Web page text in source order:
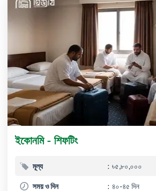
ইকোনমি - শিফটিং
মূল্য ৳৫,৮০,০০০
সময় ও দিন ৪০-৪৫ দিন